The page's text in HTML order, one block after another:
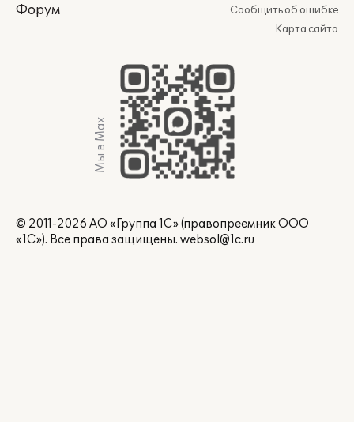
Форум
Сообщить об ошибке
Карта сайта
Мы в Max
© 2011-2026 АО «Группа 1С» (правопреемник ООО
«1С»). Все права защищены. websol@1c.ru